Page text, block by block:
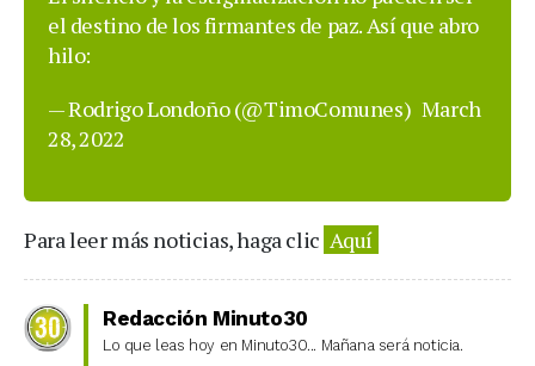
el destino de los firmantes de paz. Así que abro
hilo:
— Rodrigo Londoño (@TimoComunes) March
28, 2022
Para leer más noticias, haga clic Aquí
Redacción Minuto30
Lo que leas hoy en Minuto30... Mañana será noticia.